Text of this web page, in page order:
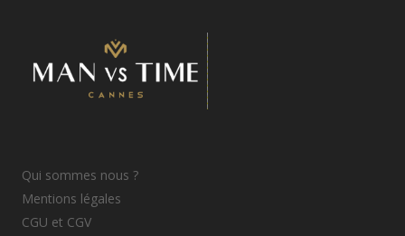
Qui sommes nous ?
Mentions légales
CGU et CGV